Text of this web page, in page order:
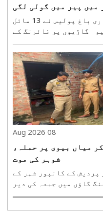
میں پیر میں گولی لگی
ہزاری باغ، 8 اگست (ہ س)۔ ہزاری باغ پولیس نے 13 مائل
گاڑیوں پر فائرنگ کے
حاصل کی ہے۔ یہ واقعہ
آیا۔ بڑکا گاؤں پولیس
اسٹیشن کے تحت کارروائی (کیس نمبر۔ 133/26)، پولیس
نے ایک ..
08 Aug 2026
میاں بیوی پر حملہ،
شوہر کی موت
اتر پردیش کے کانپور شہر کے
گاؤں میں جمعہ کی دیر
ایک مکان میں گھسے دو